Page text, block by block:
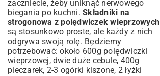
zaczniecie, żeby uniknąć nerwowego
biegania po kuchni. Składniki na
strogonowa z polędwiczek wieprzowych
są stosunkowo proste, ale każdy z nich
odgrywa swoją rolę. Będziemy
potrzebować: około 600g polędwiczki
wieprzowej, dwie duże cebule, 400g
pieczarek, 2-3 ogórki kiszone, 2 łyżki